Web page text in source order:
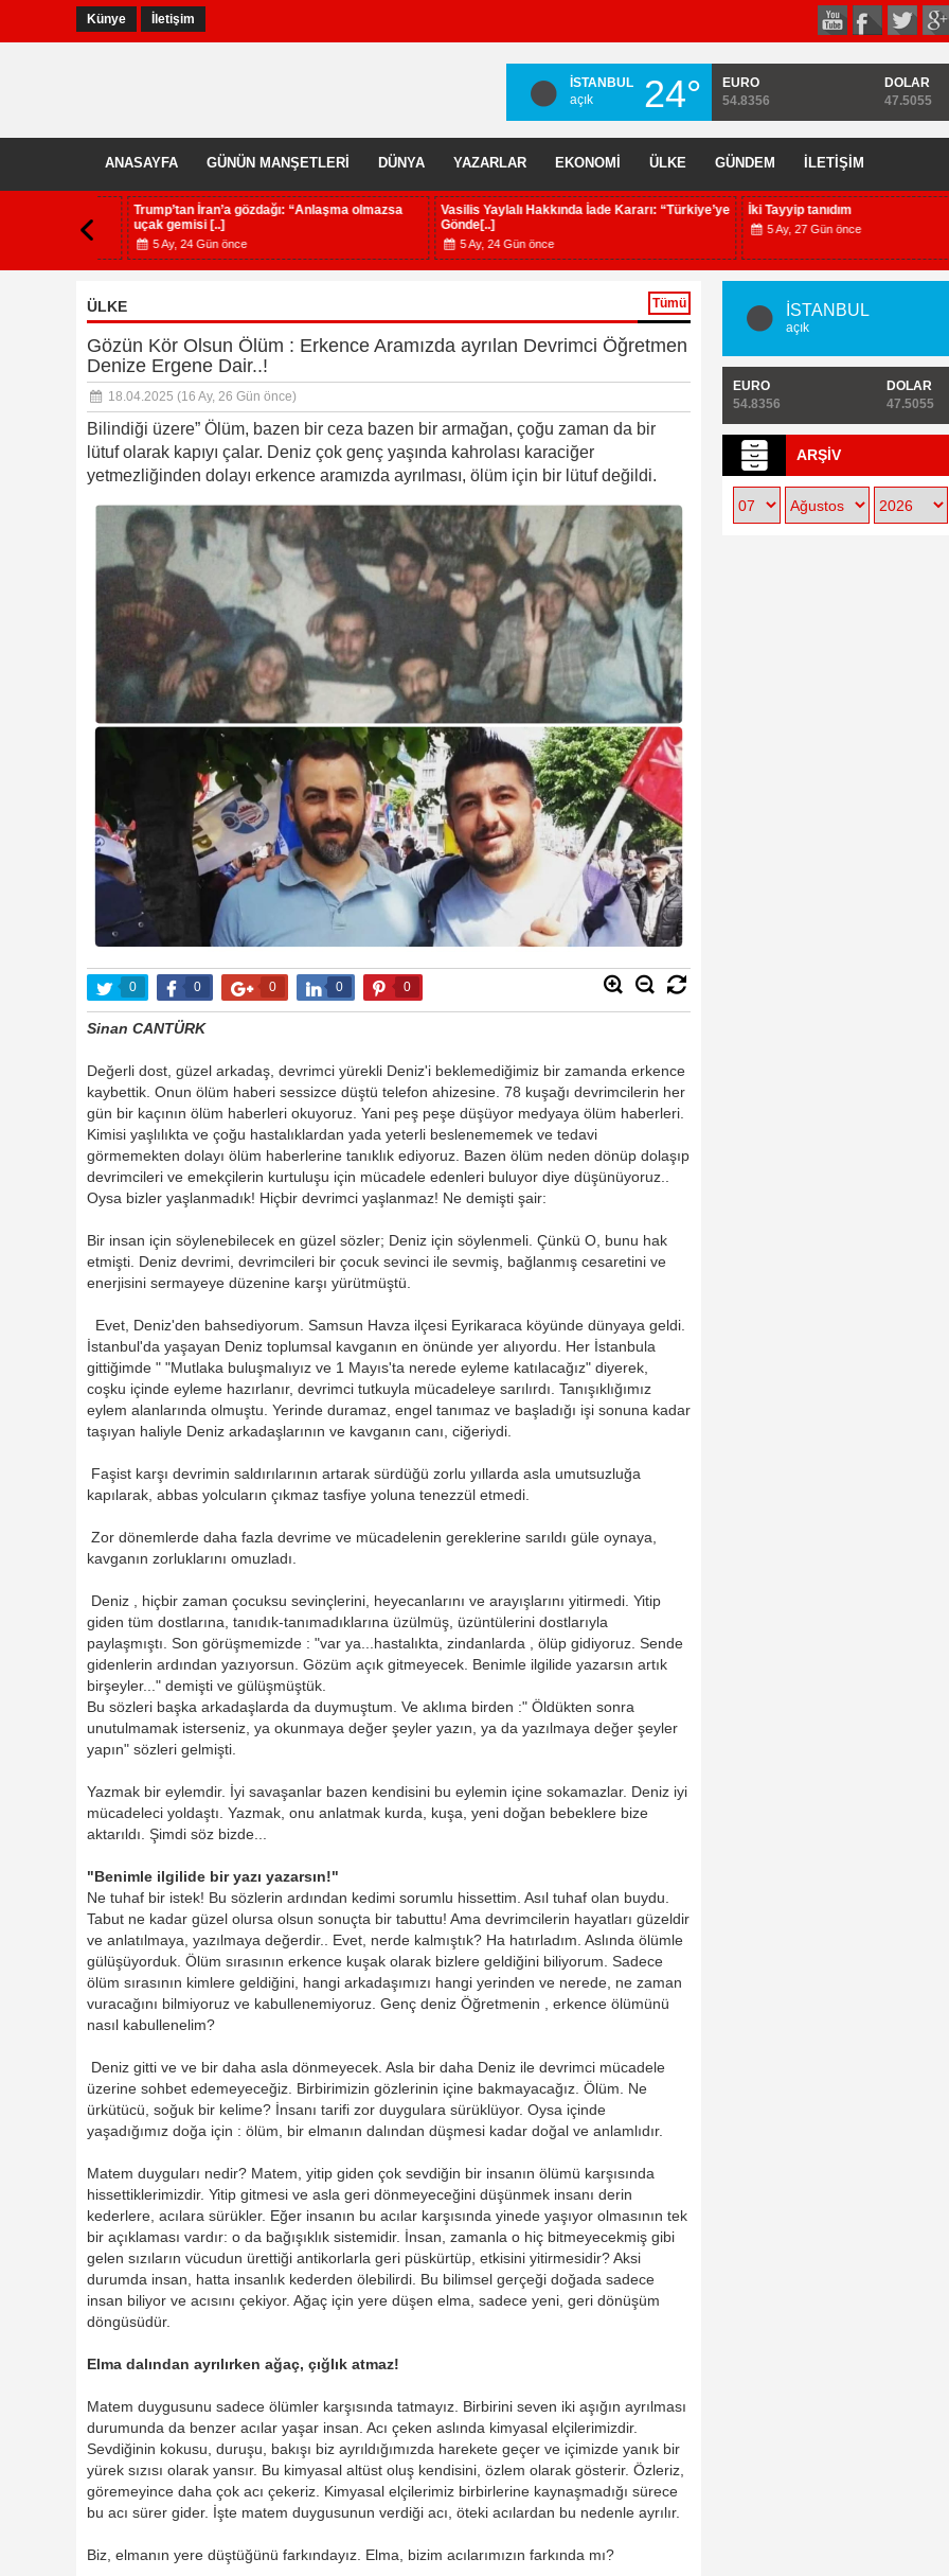
Künye İletişim
İSTANBUL
açık
24°
EURO
54.8356
DOLAR
47.5055
ANASAYFA GÜNÜN MANŞETLERİ DÜNYA YAZARLAR EKONOMİ ÜLKE GÜNDEM İLETİŞİM
Trump’tan İran’a gözdağı: “Anlaşma olmazsa
uçak gemisi [..]
5 Ay, 24 Gün önce
Vasilis Yaylalı Hakkında İade Kararı: “Türkiye’ye
Gönde[..]
5 Ay, 24 Gün önce
İki Tayyip tanıdım
5 Ay, 27 Gün önce
ÜLKE Tümü
Gözün Kör Olsun Ölüm : Erkence Aramızda ayrılan Devrimci Öğretmen
Denize Ergene Dair..!
18.04.2025 (16 Ay, 26 Gün önce)
Bilindiği üzere” Ölüm, bazen bir ceza bazen bir armağan, çoğu zaman da bir
lütuf olarak kapıyı çalar. Deniz çok genç yaşında kahrolası karaciğer
yetmezliğinden dolayı erkence aramızda ayrılması, ölüm için bir lütuf değildi.
0 0 0 0 0
Sinan CANTÜRK
Değerli dost, güzel arkadaş, devrimci yürekli Deniz'i beklemediğimiz bir zamanda erkence
kaybettik. Onun ölüm haberi sessizce düştü telefon ahizesine. 78 kuşağı devrimcilerin her
gün bir kaçının ölüm haberleri okuyoruz. Yani peş peşe düşüyor medyaya ölüm haberleri.
Kimisi yaşlılıkta ve çoğu hastalıklardan yada yeterli beslenememek ve tedavi
görmemekten dolayı ölüm haberlerine tanıklık ediyoruz. Bazen ölüm neden dönüp dolaşıp
devrimcileri ve emekçilerin kurtuluşu için mücadele edenleri buluyor diye düşünüyoruz..
Oysa bizler yaşlanmadık! Hiçbir devrimci yaşlanmaz! Ne demişti şair:
Bir insan için söylenebilecek en güzel sözler; Deniz için söylenmeli. Çünkü O, bunu hak
etmişti. Deniz devrimi, devrimcileri bir çocuk sevinci ile sevmiş, bağlanmış cesaretini ve
enerjisini sermayeye düzenine karşı yürütmüştü.
Evet, Deniz'den bahsediyorum. Samsun Havza ilçesi Eyrikaraca köyünde dünyaya geldi.
İstanbul'da yaşayan Deniz toplumsal kavganın en önünde yer alıyordu. Her İstanbula
gittiğimde " "Mutlaka buluşmalıyız ve 1 Mayıs'ta nerede eyleme katılacağız" diyerek,
coşku içinde eyleme hazırlanır, devrimci tutkuyla mücadeleye sarılırdı. Tanışıklığımız
eylem alanlarında olmuştu. Yerinde duramaz, engel tanımaz ve başladığı işi sonuna kadar
taşıyan haliyle Deniz arkadaşlarının ve kavganın canı, ciğeriydi.
Faşist karşı devrimin saldırılarının artarak sürdüğü zorlu yıllarda asla umutsuzluğa
kapılarak, abbas yolcuların çıkmaz tasfiye yoluna tenezzül etmedi.
Zor dönemlerde daha fazla devrime ve mücadelenin gereklerine sarıldı güle oynaya,
kavganın zorluklarını omuzladı.
Deniz , hiçbir zaman çocuksu sevinçlerini, heyecanlarını ve arayışlarını yitirmedi. Yitip
giden tüm dostlarına, tanıdık-tanımadıklarına üzülmüş, üzüntülerini dostlarıyla
paylaşmıştı. Son görüşmemizde : "var ya...hastalıkta, zindanlarda , ölüp gidiyoruz. Sende
gidenlerin ardından yazıyorsun. Gözüm açık gitmeyecek. Benimle ilgilide yazarsın artık
birşeyler..." demişti ve gülüşmüştük.
Bu sözleri başka arkadaşlarda da duymuştum. Ve aklıma birden :" Öldükten sonra
unutulmamak isterseniz, ya okunmaya değer şeyler yazın, ya da yazılmaya değer şeyler
yapın" sözleri gelmişti.
Yazmak bir eylemdir. İyi savaşanlar bazen kendisini bu eylemin içine sokamazlar. Deniz iyi
mücadeleci yoldaştı. Yazmak, onu anlatmak kurda, kuşa, yeni doğan bebeklere bize
aktarıldı. Şimdi söz bizde...
"Benimle ilgilide bir yazı yazarsın!"
Ne tuhaf bir istek! Bu sözlerin ardından kedimi sorumlu hissettim. Asıl tuhaf olan buydu.
Tabut ne kadar güzel olursa olsun sonuçta bir tabuttu! Ama devrimcilerin hayatları güzeldir
ve anlatılmaya, yazılmaya değerdir.. Evet, nerde kalmıştık? Ha hatırladım. Aslında ölümle
gülüşüyorduk. Ölüm sırasının erkence kuşak olarak bizlere geldiğini biliyorum. Sadece
ölüm sırasının kimlere geldiğini, hangi arkadaşımızı hangi yerinden ve nerede, ne zaman
vuracağını bilmiyoruz ve kabullenemiyoruz. Genç deniz Öğretmenin , erkence ölümünü
nasıl kabullenelim?
Deniz gitti ve ve bir daha asla dönmeyecek. Asla bir daha Deniz ile devrimci mücadele
üzerine sohbet edemeyeceğiz. Birbirimizin gözlerinin içine bakmayacağız. Ölüm. Ne
ürkütücü, soğuk bir kelime? İnsanı tarifi zor duygulara sürüklüyor. Oysa içinde
yaşadığımız doğa için : ölüm, bir elmanın dalından düşmesi kadar doğal ve anlamlıdır.
Matem duyguları nedir? Matem, yitip giden çok sevdiğin bir insanın ölümü karşısında
hissettiklerimizdir. Yitip gitmesi ve asla geri dönmeyeceğini düşünmek insanı derin
kederlere, acılara sürükler. Eğer insanın bu acılar karşısında yinede yaşıyor olmasının tek
bir açıklaması vardır: o da bağışıklık sistemidir. İnsan, zamanla o hiç bitmeyecekmiş gibi
gelen sızıların vücudun ürettiği antikorlarla geri püskürtüp, etkisini yitirmesidir? Aksi
durumda insan, hatta insanlık kederden ölebilirdi. Bu bilimsel gerçeği doğada sadece
insan biliyor ve acısını çekiyor. Ağaç için yere düşen elma, sadece yeni, geri dönüşüm
döngüsüdür.
Elma dalından ayrılırken ağaç, çığlık atmaz!
Matem duygusunu sadece ölümler karşısında tatmayız. Birbirini seven iki aşığın ayrılması
durumunda da benzer acılar yaşar insan. Acı çeken aslında kimyasal elçilerimizdir.
Sevdiğinin kokusu, duruşu, bakışı biz ayrıldığımızda harekete geçer ve içimizde yanık bir
yürek sızısı olarak yansır. Bu kimyasal altüst oluş kendisini, özlem olarak gösterir. Özleriz,
göremeyince daha çok acı çekeriz. Kimyasal elçilerimiz birbirlerine kaynaşmadığı sürece
bu acı sürer gider. İşte matem duygusunun verdiği acı, öteki acılardan bu nedenle ayrılır.
Biz, elmanın yere düştüğünü farkındayız. Elma, bizim acılarımızın farkında mı?
İSTANBUL
açık
EURO
54.8356
DOLAR
47.5055
ARŞİV